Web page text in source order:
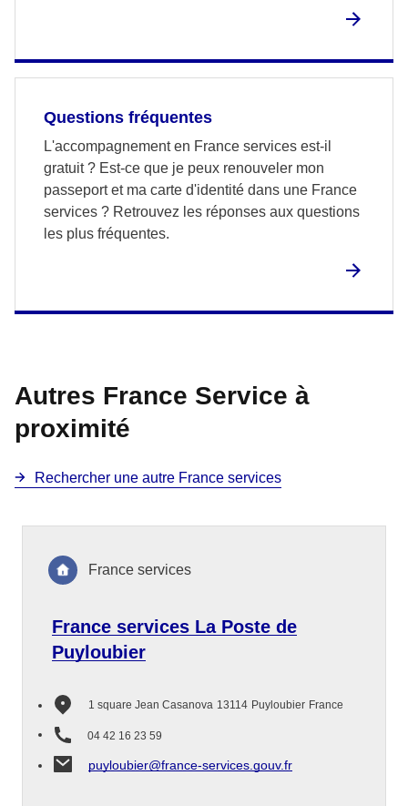
Questions fréquentes
L'accompagnement en France services est-il
gratuit ? Est-ce que je peux renouveler mon
passeport et ma carte d'identité dans une France
services ? Retrouvez les réponses aux questions
les plus fréquentes.
Autres France Service à
proximité
Rechercher une autre France services
France services La Poste de
Puyloubier
1 square Jean Casanova 13114 Puyloubier France
04 42 16 23 59
puyloubier@france-services.gouv.fr
France services